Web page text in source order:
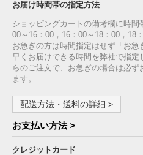
お届け時間帯の指定方法
ショッピングカートの備考欄に時間
00～16：00，16：00～18：00，18
お急ぎの方は時間指定はせず「お
早くお届けできる時間を弊社で指
らのご注文で、お急ぎの場合は必
ます。
配送方法・送料の詳細 >
お支払い方法 >
クレジットカード